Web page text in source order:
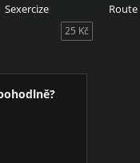
Sexercize
25 Kč
Route